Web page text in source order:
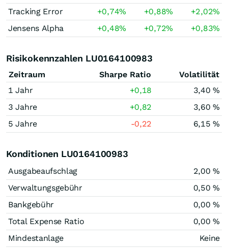
Tracking Error
+0,74% +0,88% +2,02%
Jensens Alpha
+0,48% +0,72% +0,83%
Risikokennzahlen LU0164100983
Zeitraum Sharpe Ratio
Volatilität
1 Jahr
+0,18
3,40 %
3 Jahre
+0,82
3,60 %
5 Jahre
-0,22 6,15 %
Konditionen LU0164100983
Ausgabeaufschlag
2,00 %
Verwaltungsgebühr
0,50 %
Bankgebühr
0,00 %
Total Expense Ratio
0,00 %
Mindestanlage
Keine